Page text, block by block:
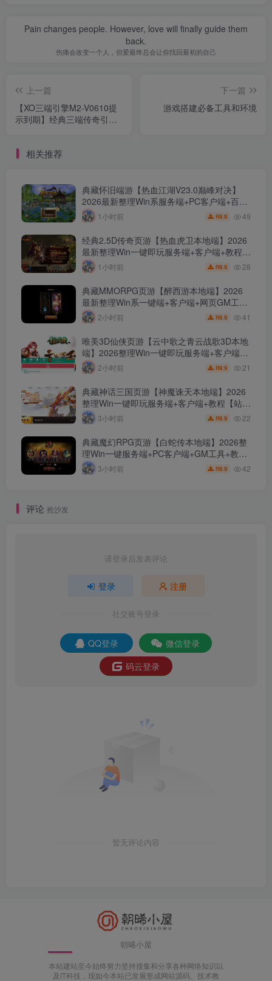
Pain changes people. However, love will finally guide them
back.
伤痛会改变一个人，但爱最终总会让你找回最初的自己
上一篇
【XO三端引擎M2-V0610提
示到期】经典三端传奇引
下一篇
游戏搭建必备工具和环境
相关推荐
典藏怀旧端游【热血江湖V23.0巅峰对决】
2026最新整理Win系服务端+PC客户端+百宝
阁+源码+在线GM工具+教程【站长亲测】
1小时前 R9.9 49
经典2.5D传奇页游【热血虎卫本地端】2026
最新整理Win一键即玩服务端+客户端+教程
【站长亲测】
1小时前 R9.9 28
典藏MMORPG页游【醉西游本地端】2026
最新整理Win系一键端+客户端+网页GM工具
+教程【站长亲测】
2小时前 R9.9 41
唯美3D仙侠页游【云中歌之青云战歌3D本地
端】2026整理Win一键即玩服务端+客户端
+GM工具+教程【站长亲测】
2小时前 R9.9 21
典藏神话三国页游【神魔诛天本地端】2026
整理Win一键即玩服务端+客户端+教程【站长
亲测】3小时前 R9.9 22
典藏魔幻RPG页游【白蛇传本地端】2026整
理Win一键服务端+PC客户端+GM工具+教程
【站长亲测】
3小时前 R9.9 42
评论 抢沙发
请登录后发表评论
登录 注册
社交账号登录
QQ登录
微信登录
码云登录
暂无评论内容
朝晞小屋
本站建站至今始终努力坚持搜集和分享各种网络知识以
及IT科技，现如今本站已发展形成网站源码、技术教